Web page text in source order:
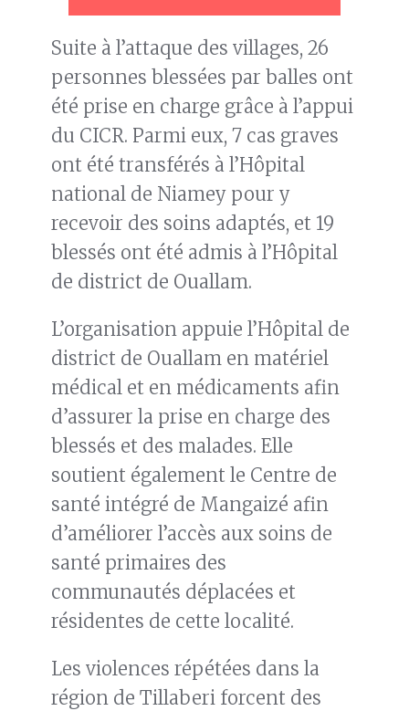
Suite à l’attaque des villages, 26
personnes blessées par balles ont
été prise en charge grâce à l’appui
du CICR. Parmi eux, 7 cas graves
ont été transférés à l’Hôpital
national de Niamey pour y
recevoir des soins adaptés, et 19
blessés ont été admis à l’Hôpital
de district de Ouallam.
L’organisation appuie l’Hôpital de
district de Ouallam en matériel
médical et en médicaments afin
d’assurer la prise en charge des
blessés et des malades. Elle
soutient également le Centre de
santé intégré de Mangaizé afin
d’améliorer l’accès aux soins de
santé primaires des
communautés déplacées et
résidentes de cette localité.
Les violences répétées dans la
région de Tillaberi forcent des